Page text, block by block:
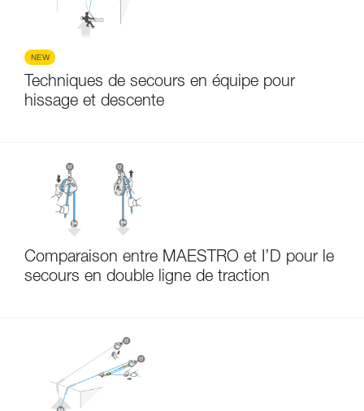
NEW
Techniques de secours en équipe pour
hissage et descente
Comparaison entre MAESTRO et I’D pour le
secours en double ligne de traction